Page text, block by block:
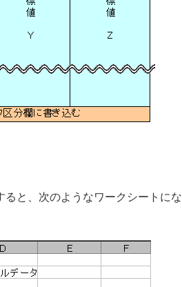
と、次のようなワークシートに